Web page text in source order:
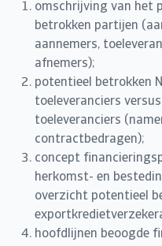
omschrijving van het
betrokken partijen
aannemers,
afnemers);
potentieel betrokken
toeleveranciers
toeleveranciers
contractbedragen);
concept
herkomst- en
overzicht potentieel
hoofdlijnen beoogde